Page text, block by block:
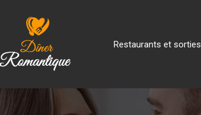
Restaurants et sorties